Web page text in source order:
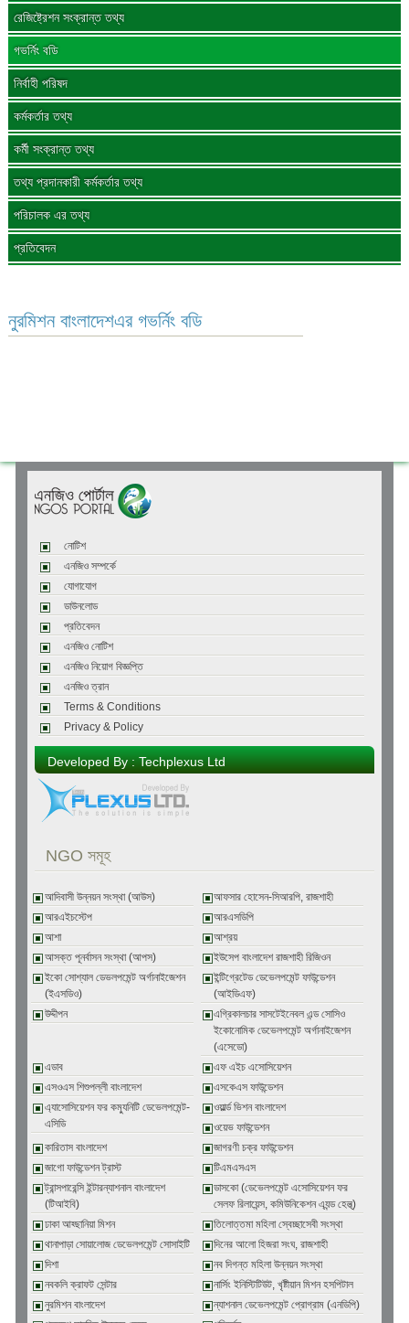
রেজিষ্ট্রেশন সংক্রান্ত তথ্য
গভর্নিং বডি
নির্বাহী পরিষদ
কর্মকর্তার তথ্য
কর্মী সংক্রান্ত তথ্য
তথ্য প্রদানকারী কর্মকর্তার তথ্য
পরিচালক এর তথ্য
প্রতিবেদন
নুরমিশন বাংলাদেশএর গভর্নিং বডি
নোটিশ
এনজিও সম্পর্কে
যোগাযোগ
ডাউনলোড
প্রতিবেদন
এনজিও নোটিশ
এনজিও নিয়োগ বিজ্ঞপ্তি
এনজিও ত্রান
Terms & Conditions
Privacy & Policy
Developed By : Techplexus Ltd
NGO সমূহ
আদিবাসী উন্নয়ন সংস্থা (আউস)
আফসার হোসেন-সিআরপি, রাজশাহী
আরএইচস্টেপ
আরএসডিপি
আশা
আশ্রয়
আসক্ত পূনর্বাসন সংস্থা (আপস)
ইউসেপ বাংলাদেশ রাজশাহী রিজিওন
ইকো সোশ্যাল ডেভলপমেন্ট অর্গানাইজেশন
(ইএসডিও)
ইন্টিগ্রেটেড ডেভেলপমেন্ট ফাউন্ডেশন
(আইডিএফ)
উদ্দীপন
এগ্রিকালচার সাসটেইনেবল এন্ড সোসিও
ইকোনোমিক ডেভেলপমেন্ট অর্গানাইজেশন
(এসেডো)
এডাব
এফ এইচ এসোসিয়েশন
এসওএস শিশুপল্লী বাংলাদেশ
এসকেএস ফাউন্ডেশন
এ্যাসোসিয়েশন ফর কম্যুনিটি ডেভেলপমেন্ট-
এসিডি
ওয়ার্ল্ড ভিশন বাংলাদেশ
ওয়েভ ফাউন্ডেশন
কারিতাস বাংলাদেশ
জাগরণী চক্র ফাউন্ডেশন
জাগো ফাউন্ডেশন ট্রাস্ট
টিএমএসএস
ট্রান্সপারেন্সি ইন্টারন্যাশনাল বাংলাদেশ
(টিআইবি)
ডাসকো (ডেভেলপমেন্ট এসোসিয়েশন ফর
সেলফ রিলায়েন্স, কমিউনিকেশন এ্যন্ড হেল্থ্)
ঢাকা আহ্ছানিয়া মিশন
তিলোত্তমা মহিলা স্বেচ্ছাসেবী সংস্থা
থানাপাড়া সোয়ালোজ ডেভেলপমেন্ট সোসাইটি
দিনের আলো হিজরা সংঘ, রাজশাহী
দিশা
নব দিগন্ত মহিলা উন্নয়ন সংস্থা
নবকলি ক্রাফট সেন্টার
নার্সিং ইনিস্টিটিউট, খৃষ্টীয়ান মিশন হসপিটাল
নুরমিশন বাংলাদেশ
ন্যাশনাল ডেভেলপমেন্ট প্রোগ্রাম (এনডিপি)